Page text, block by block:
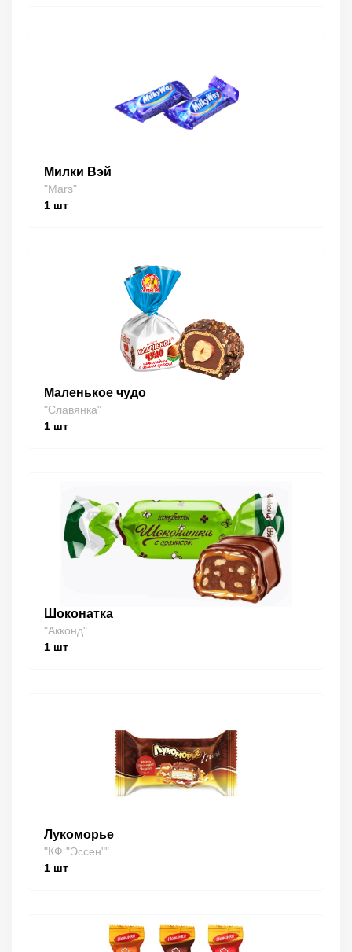
Милки Вэй
"Mars"
1 шт
Маленькое чудо
"Славянка"
1 шт
Шоконатка
"Акконд"
1 шт
Лукоморье
"КФ "Эссен""
1 шт